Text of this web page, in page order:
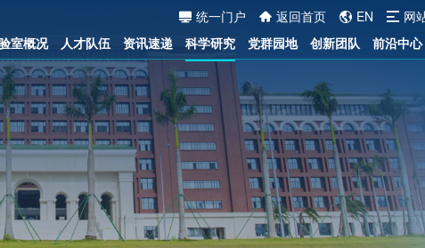
统一门户 返回首页 EN
网
室概况
人才队伍 资讯速递 科学研究 党群园地 创新团队 前沿中心